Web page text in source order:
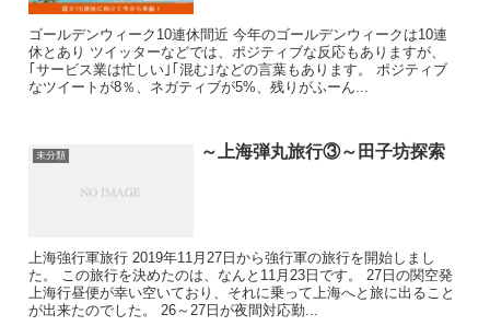
ゴールデンウィーク10連休間近 今年のゴールデンウィークは10連
休とあり ツイッターなどでは、ポジティブな反応もありますが、
｢サービス業は忙しい｣｢混む｣などの言葉もあります。 ポジティブ
なツイートが8％、ネガティブが5%、残りがふーん...
未分類 ～上海弾丸旅行③～田子坊探索
上海強行軍旅行 2019年11月27日から強行軍の旅行を開始しまし
た。 この旅行を決めたのは、なんと11月23日です。 27日の関空発
上海行昼便が幸い空いており、それに乗って上海へと旅に出ること
が出来たのでした。 26～27日が夜間対応勤...